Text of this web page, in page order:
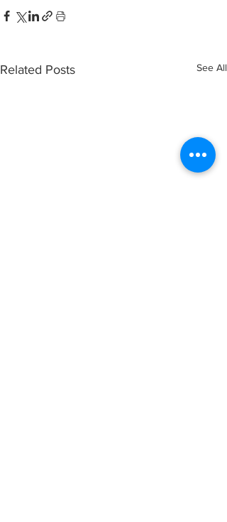
Related Posts See All